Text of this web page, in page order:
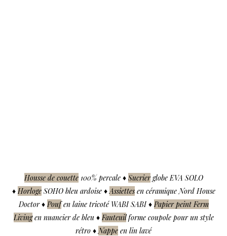
Housse de couette100% percale ♦ Sucrierglobe EVA SOLO
♦HorlogeSOHO bleu ardoise ♦Assiettesen céramique Nord House
Doctor ♦Poufen laine tricoté WABI SABI ♦Papier peint Ferm
Livingen nuancier de bleu ♦Fauteuilforme coupole pour un style
rétro ♦Nappe en lin lavé